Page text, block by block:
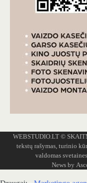
WEBSTUDIO.LT ©
tekstų rašymas, turinio
valdomas
News by